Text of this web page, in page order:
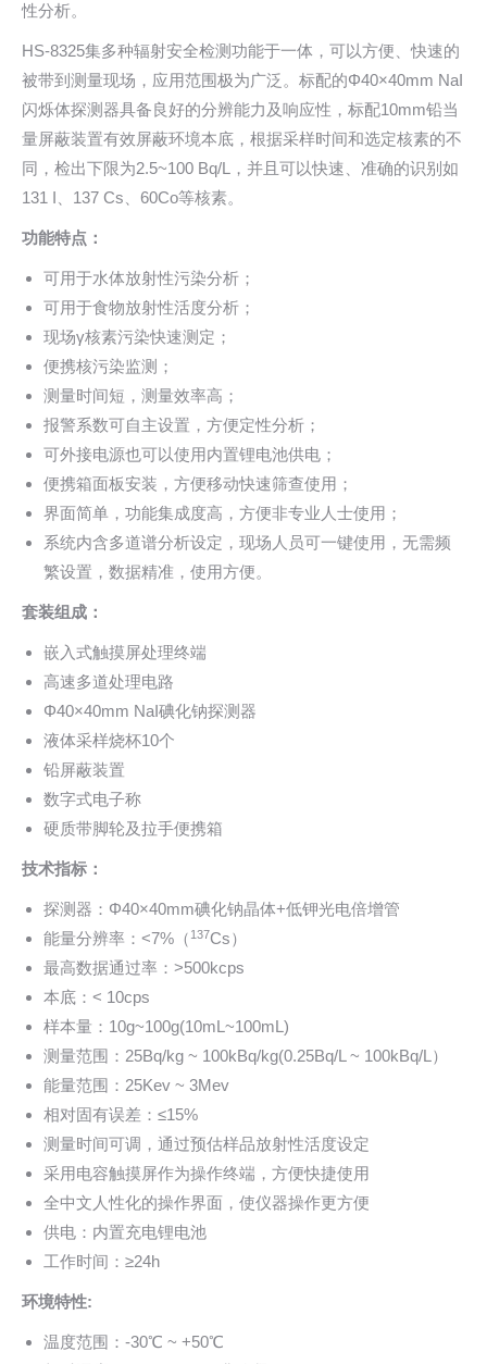
性分析。
HS-8325集多种辐射安全检测功能于一体，可以方便、快速的
被带到测量现场，应用范围极为广泛。标配的Φ40×40mm NaI
闪烁体探测器具备良好的分辨能力及响应性，标配10mm铅当
量屏蔽装置有效屏蔽环境本底，根据采样时间和选定核素的不
同，检出下限为2.5~100 Bq/L，并且可以快速、准确的识别如
131 I、137 Cs、60Co等核素。
功能特点 ：
可用于水体放射性污染分析；
可用于食物放射性活度分析；
现场γ核素污染快速测定；
便携核污染监测；
测量时间短，测量效率高；
报警系数可自主设置，方便定性分析；
可外接电源也可以使用内置锂电池供电；
便携箱面板安装，方便移动快速筛查使用；
界面简单，功能集成度高，方便非专业人士使用；
系统内含多道谱分析设定，现场人员可一键使用，无需频
繁设置，数据精准，使用方便。
套装组成：
嵌入式触摸屏处理终端
高速多道处理电路
Φ40×40mm NaI碘化钠探测器
液体采样烧杯10个
铅屏蔽装置
数字式电子称
硬质带脚轮及拉手便携箱
技术指标：
探测器：Φ40×40mm碘化钠晶体+低钾光电倍增管
能量分辨率：<7%（ 137Cs）
最高数据通过率：>500kcps
本底：< 10cps
样本量：10g~100g(10mL~100mL)
测量范围：25Bq/kg ~ 100kBq/kg(0.25Bq/L ~ 100kBq/L）
能量范围：25Kev ~ 3Mev
相对固有误差：≤15%
测量时间可调，通过预估样品放射性活度设定
采用电容触摸屏作为操作终端，方便快捷使用
全中文人性化的操作界面，使仪器操作更方便
供电：内置充电锂电池
工作时间：≥24h
环境特性:
温度范围：-30℃ ~ +50℃